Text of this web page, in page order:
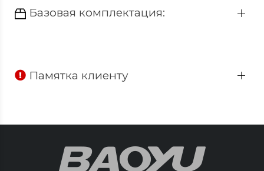
Базовая комплектация:
Памятка клиенту